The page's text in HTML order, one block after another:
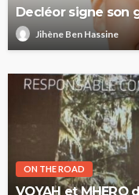
Decléor signe son
Jihène Ben Hassine
ON THE ROAD
VOYAH et